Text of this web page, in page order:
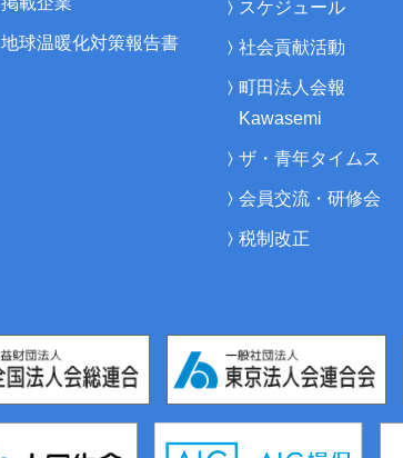
地球温暖化対策報告書
スケジュール
社会貢献活動
町田法人会報
Kawasemi
ザ・青年タイムス
会員交流・研修会
税制改正